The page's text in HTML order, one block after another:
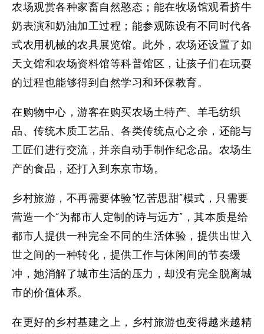
农场观赏各种家畜自然憨态；能在牧场馆观看挤牛
奶表演和奶油加工过程；能参观陈设有不同时代各
式农用机械的农具展览馆。此外，农场还设置了如
天文馆和农场资料馆等科普馆区，让孩子们在玩耍
的过程也能够得到自然学习和环保教育。
在购物中心，游客在购买农场土特产、羊毛纺织
品、传统木质工艺品、各类传统点心之余，还能与
工匠们进行交流，并亲自动手制作纪念品。农场生
产的食品，还打入到东京市场。
乡村旅游，不再需要体验“忆苦思甜”模式，只需要
营造一个“为都市人定制的诗与远方”，其本质是给
都市人提供一种完全不同的生活体验，提供出世入
世之间的一种转化，提供工作与休闲间的节奏缓
冲，她消解了城市生活的压力，却没有完全脱离城
市的价值体系。
在更好的乡村基建之上，乡村旅游也变得越来越精